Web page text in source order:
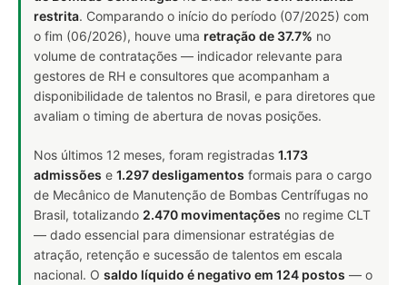
restrita. Comparando o início do período (07/2025) com
o fim (06/2026), houve uma retração de 37.7% no
volume de contratações — indicador relevante para
gestores de RH e consultores que acompanham a
disponibilidade de talentos no Brasil, e para diretores que
avaliam o timing de abertura de novas posições.
Nos últimos 12 meses, foram registradas 1.173
admissões e 1.297 desligamentos formais para o cargo
de Mecânico de Manutenção de Bombas Centrífugas no
Brasil, totalizando 2.470 movimentações no regime CLT
— dado essencial para dimensionar estratégias de
atração, retenção e sucessão de talentos em escala
nacional. O saldo líquido é negativo em 124 postos — o